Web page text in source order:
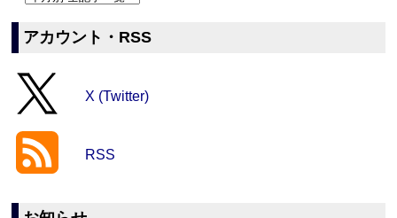
アカウント・RSS
X (Twitter)
RSS